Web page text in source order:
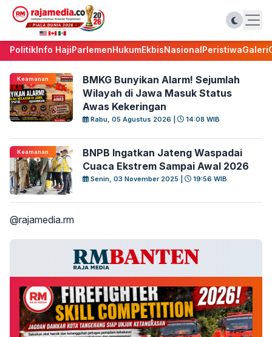
PolitikInfo HajiParlemenHukumEkbisNasionalPeristiwaGaleri
Keamanan
BMKG Bunyikan Alarm! Sejumlah
Wilayah di Jawa Masuk Status
Awas Kekeringan
Rabu, 05 Agustus 2026 | 14:08 WIB
Keamanan
BNPB Ingatkan Jateng Waspadai
Cuaca Ekstrem Sampai Awal 2026
Senin, 03 November 2025 | 19:56 WIB
@rajamedia.rm